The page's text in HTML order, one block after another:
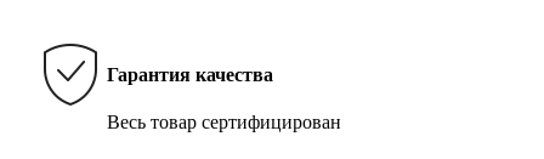
Гарантия качества
Весь товар сертифицирован